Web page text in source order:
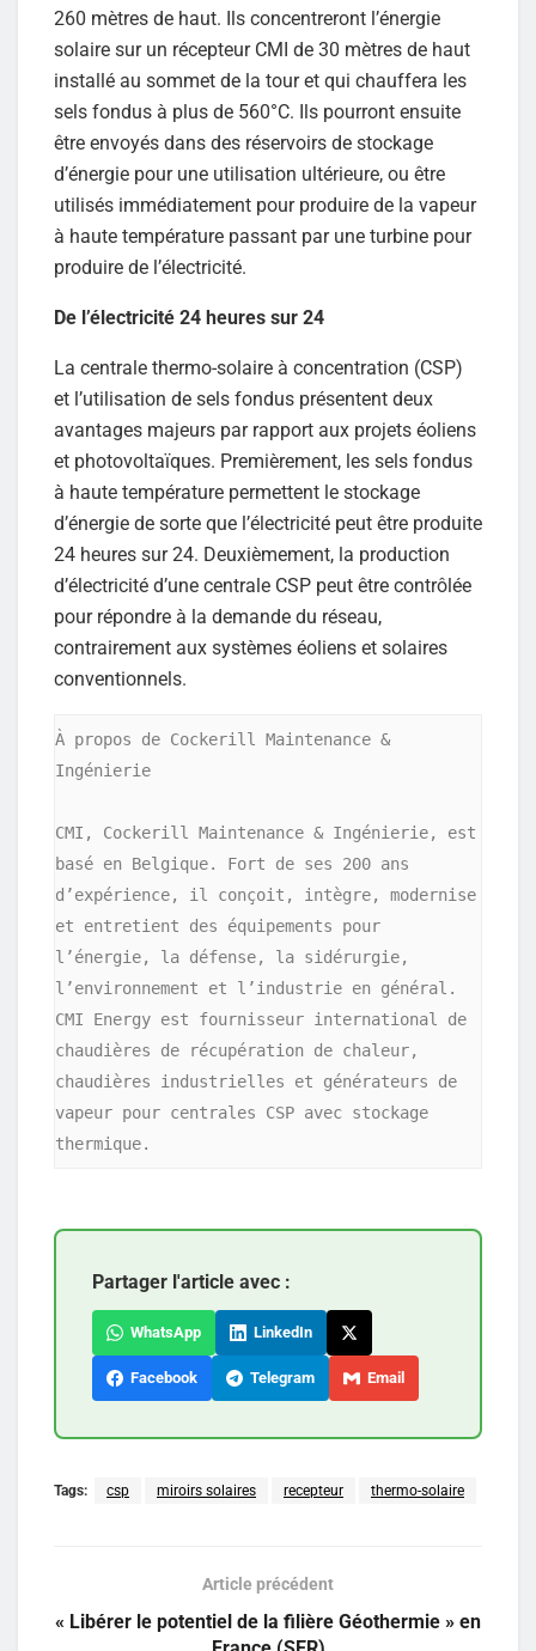
260 mètres de haut. Ils concentreront l’énergie
solaire sur un récepteur CMI de 30 mètres de haut
installé au sommet de la tour et qui chauffera les
sels fondus à plus de 560°C. Ils pourront ensuite
être envoyés dans des réservoirs de stockage
d’énergie pour une utilisation ultérieure, ou être
utilisés immédiatement pour produire de la vapeur
à haute température passant par une turbine pour
produire de l’électricité.
De l’électricité 24 heures sur 24
La centrale thermo-solaire à concentration (CSP)
et l’utilisation de sels fondus présentent deux
avantages majeurs par rapport aux projets éoliens
et photovoltaïques. Premièrement, les sels fondus
à haute température permettent le stockage
d’énergie de sorte que l’électricité peut être produite
24 heures sur 24. Deuxièmement, la production
d’électricité d’une centrale CSP peut être contrôlée
pour répondre à la demande du réseau,
contrairement aux systèmes éoliens et solaires
conventionnels.
À propos de Cockerill Maintenance &
Ingénierie
CMI, Cockerill Maintenance & Ingénierie, est
basé en Belgique. Fort de ses 200 ans
d’expérience, il conçoit, intègre, modernise
et entretient des équipements pour
l’énergie, la défense, la sidérurgie,
l’environnement et l’industrie en général.
CMI Energy est fournisseur international de
chaudières de récupération de chaleur,
chaudières industrielles et générateurs de
vapeur pour centrales CSP avec stockage
thermique.
Partager l'article avec :
WhatsApp LinkedIn
Facebook Telegram Email
Tags: csp miroirs solaires recepteur thermo-solaire
Article précédent
« Libérer le potentiel de la filière Géothermie » en